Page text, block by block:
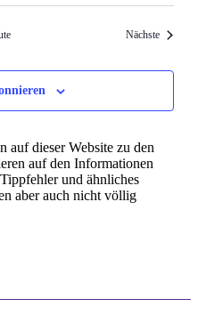
Nächste
auf dieser Website zu den
auf den Informationen
und ähnliches
aber auch nicht völlig